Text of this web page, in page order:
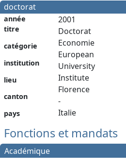
doctorat
année
titre
catégorie
institution
lieu
canton
pays
2001
Doctorat
Economie
European
University
Institute
Florence
-
Italie
Fonctions et mandats
Académique